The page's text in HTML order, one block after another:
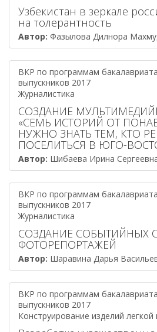
Узбекистан в зеркале
на толерантность
Автор: Фазылова Дилнора
ВКР по программам
выпускников 2017
Журналистика
СОЗДАНИЕ
«СЕМЬ ИСТОРИЙ ОТ
НУЖНО ЗНАТЬ ТЕМ, КТО
ПОСЕЛИТЬСЯ В ЮГО-
Автор: Шибаева Ирина
ВКР по программам
выпускников 2017
Журналистика
СОЗДАНИЕ СОБЫТИЙНЫХ
ФОТОРЕПОРТАЖЕЙ
Автор: Шаравина Дарья
ВКР по программам
выпускников 2017
Конструирование изделий